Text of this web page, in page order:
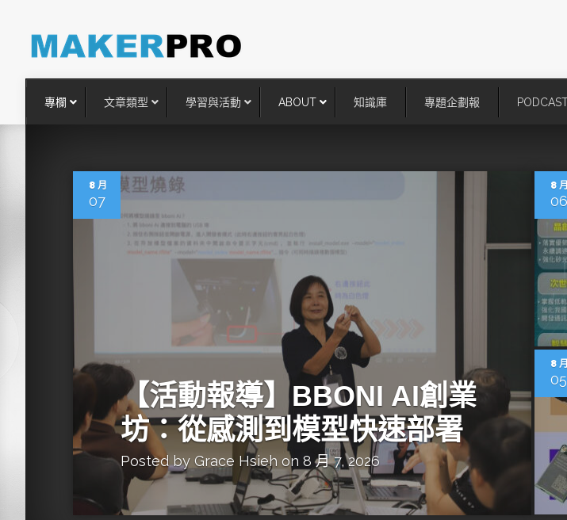
專欄
英特爾技術驅動醫療外骨骼解決方案
【
人
文章類型
台灣搶攻後矽時代半導體關鍵技
術
推探OpenAI Codex Micro專屬控
制器
元收購Synaptics布局邊緣智慧平
TensorFlow vs. PyTorch：AI框架
學習與活動 ABOUT 知識庫 專題企劃報
8 月
07
【活動報導】BBONI AI創業
坊：從感測到模型快速部署
Posted by Grace Hsieh on 8 月 7, 2026
8 月
06
8 月
05